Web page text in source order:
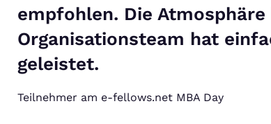
empfohlen. Die
Organisationsteam hat
geleistet.
Teilnehmer am e-fellows.net MBA Day